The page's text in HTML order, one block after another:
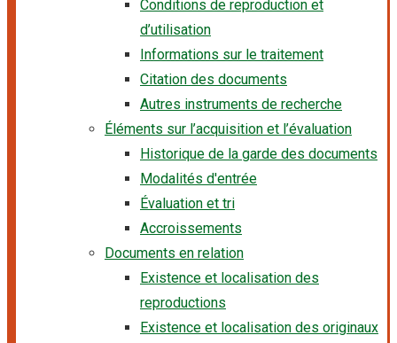
Conditions de reproduction et
d’utilisation
Informations sur le traitement
Citation des documents
Autres instruments de recherche
Éléments sur l’acquisition et l’évaluation
Historique de la garde des documents
Modalités d'entrée
Évaluation et tri
Accroissements
Documents en relation
Existence et localisation des
reproductions
Existence et localisation des originaux